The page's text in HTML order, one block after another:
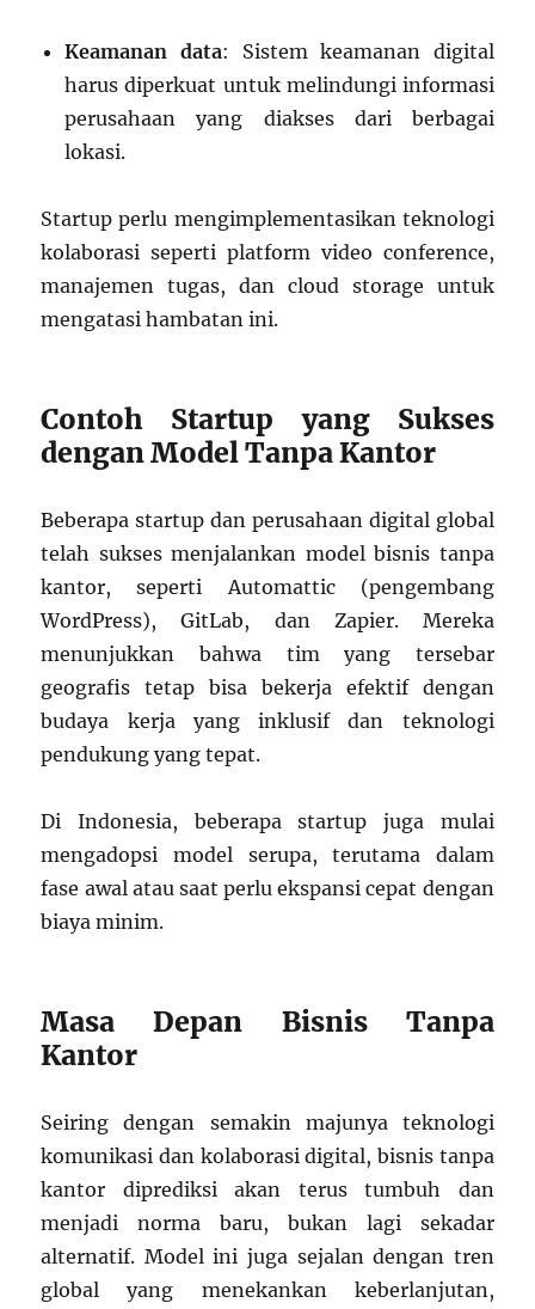
Keamanan data: Sistem keamanan digital
harus diperkuat untuk melindungi informasi
perusahaan yang diakses dari berbagai
lokasi.
Startup perlu mengimplementasikan teknologi
kolaborasi seperti platform video conference,
manajemen tugas, dan cloud storage untuk
mengatasi hambatan ini.
Contoh Startup yang Sukses
dengan Model Tanpa Kantor
Beberapa startup dan perusahaan digital global
telah sukses menjalankan model bisnis tanpa
kantor, seperti Automattic (pengembang
WordPress), GitLab, dan Zapier. Mereka
menunjukkan bahwa tim yang tersebar
geografis tetap bisa bekerja efektif dengan
budaya kerja yang inklusif dan teknologi
pendukung yang tepat.
Di Indonesia, beberapa startup juga mulai
mengadopsi model serupa, terutama dalam
fase awal atau saat perlu ekspansi cepat dengan
biaya minim.
Masa Depan Bisnis Tanpa
Kantor
Seiring dengan semakin majunya teknologi
komunikasi dan kolaborasi digital, bisnis tanpa
kantor diprediksi akan terus tumbuh dan
menjadi norma baru, bukan lagi sekadar
alternatif. Model ini juga sejalan dengan tren
global yang menekankan keberlanjutan,